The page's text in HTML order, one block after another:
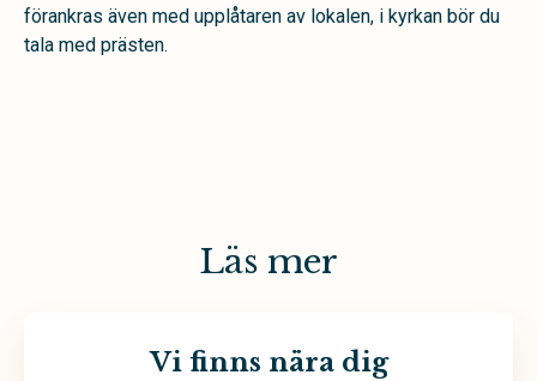
förankras även med upplåtaren av lokalen, i kyrkan bör du
tala med prästen.
Läs mer
Vi finns nära dig